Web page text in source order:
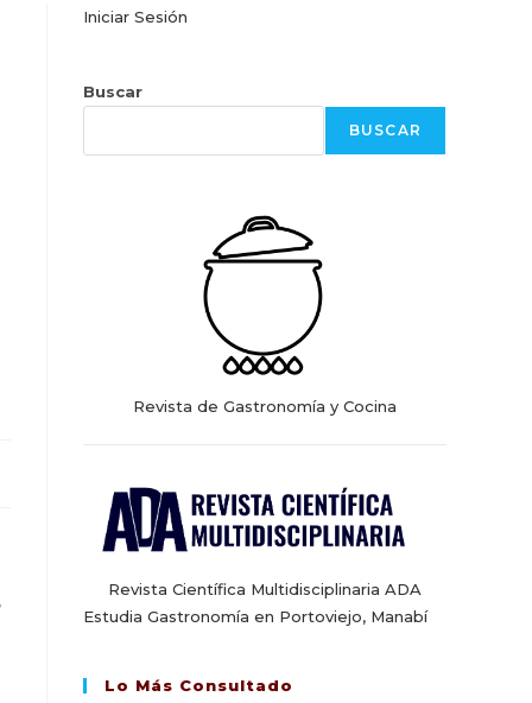
Iniciar Sesión
Buscar
BUSCAR
Revista de Gastronomía y Cocina
Revista Científica Multidisciplinaria ADA
Estudia Gastronomía en Portoviejo, Manabí
Lo Más Consultado